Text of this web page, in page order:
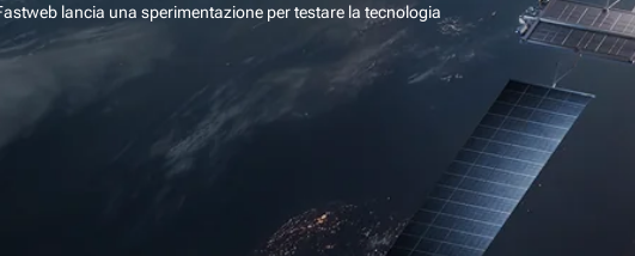
lancia una sperimentazione per testare la tecnologia